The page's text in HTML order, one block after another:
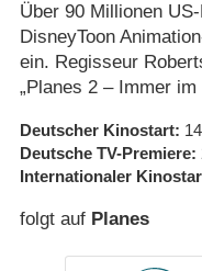
Über 90 Millionen
DisneyToon
ein. Regisseur
„Planes 2 – Immer im
Deutscher Kinostart
Deutsche TV-Premiere
Internationaler
folgt auf Planes